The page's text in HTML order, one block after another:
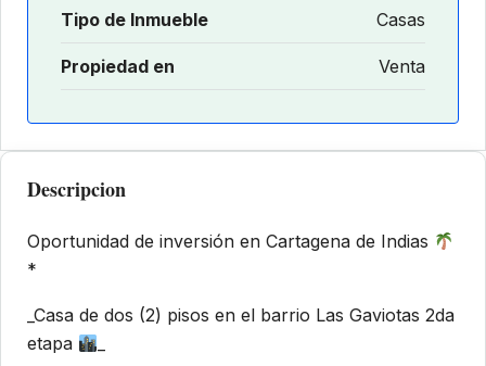
Tipo de Inmueble Casas
Propiedad en Venta
Descripcion
Oportunidad de inversión en Cartagena de Indias
*
_Casa de dos (2) pisos en el barrio Las Gaviotas 2da
etapa